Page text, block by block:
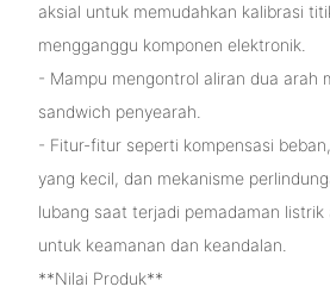
aksial untuk memudahkan kalibrasi
mengganggu komponen elektronik.
- Mampu mengontrol aliran dua arah
sandwich penyearah.
- Fitur-fitur seperti kompensasi
yang kecil, dan mekanisme
lubang saat terjadi pemadaman
untuk keamanan dan keandalan.
**Nilai Produk**